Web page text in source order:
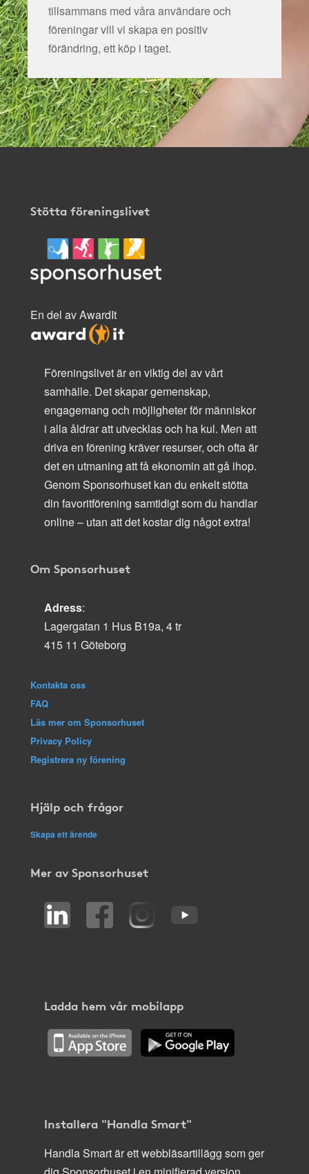
tillsammans med våra användare och
föreningar vill vi skapa en positiv
förändring, ett köp i taget.
Stötta föreningslivet
En del av AwardIt
Föreningslivet är en viktig del av vårt
samhälle. Det skapar gemenskap,
engagemang och möjligheter för människor
i alla åldrar att utvecklas och ha kul. Men att
driva en förening kräver resurser, och ofta är
det en utmaning att få ekonomin att gå ihop.
Genom Sponsorhuset kan du enkelt stötta
din favoritförening samtidigt som du handlar
online – utan att det kostar dig något extra!
Om Sponsorhuset
Adress:
Lagergatan 1 Hus B19a, 4 tr
415 11 Göteborg
Kontakta oss
FAQ
Läs mer om Sponsorhuset
Privacy Policy
Registrera ny förening
Hjälp och frågor
Skapa ett ärende
Mer av Sponsorhuset
Ladda hem vår mobilapp
Installera "Handla Smart"
Handla Smart är ett webbläsartillägg som ger